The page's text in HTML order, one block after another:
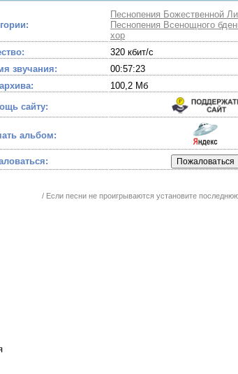
Песнопения Божественной
Песнопения Всенощного
хор
320 кбит/с
звучания:
00:57:23
100,2 Мб
сайту:
альбом:
/ Если песни не проигрываются установите